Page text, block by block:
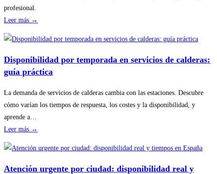
profesional.
Leer más →
planificar
revisiones
básicas
hogar
sin
Disponibilidad por temporada en servicios de calderas:
guía práctica
La demanda de servicios de calderas cambia con las estaciones. Descubre
cómo varían los tiempos de respuesta, los costes y la disponibilidad, y
aprende a…
Leer más →
por
temporada
Atención urgente por ciudad: disponibilidad real y